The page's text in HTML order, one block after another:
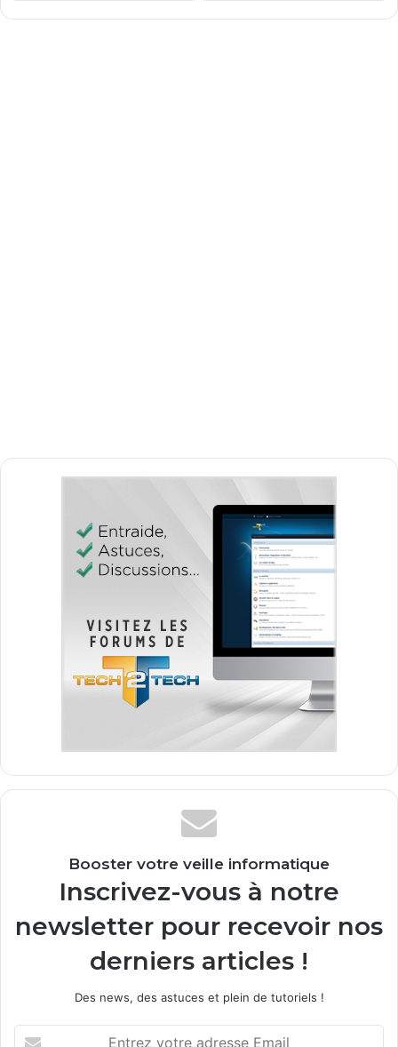
Booster votre veille informatique
Inscrivez-vous à notre
newsletter pour recevoir nos
derniers articles !
Des news, des astuces et plein de tutoriels !